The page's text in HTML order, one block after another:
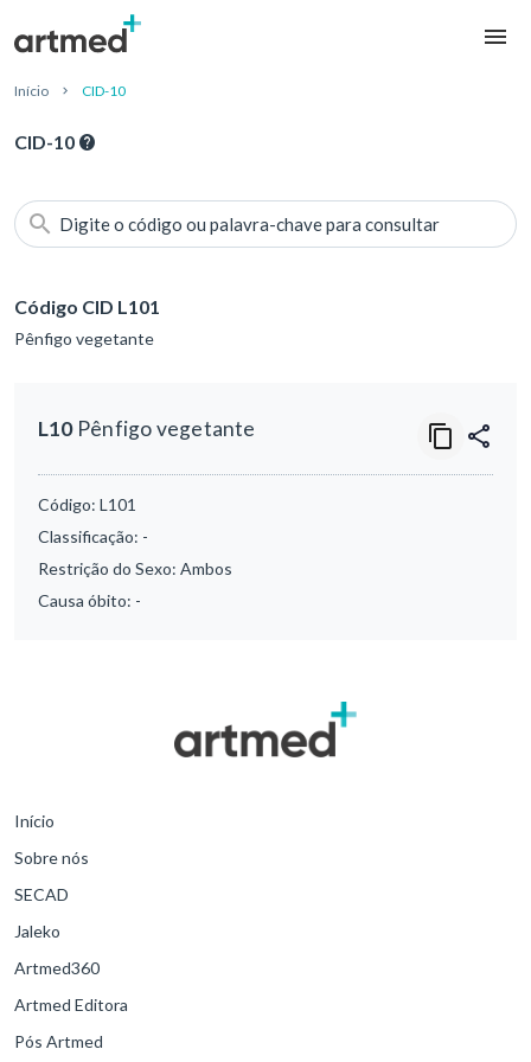
Início CID-10
CID-10
Digite o código ou palavra-chave para consultar
Código CID L101
Pênfigo vegetante
L10Pênfigo vegetante
Código: L101
Classificação: -
Restrição do Sexo: Ambos
Causa óbito: -
Início
Sobre nós
SECAD
Jaleko
Artmed360
Artmed Editora
Pós Artmed